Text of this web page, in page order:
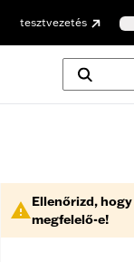
tesztvezetés
Ellenőrizd,
megfelelő-e!